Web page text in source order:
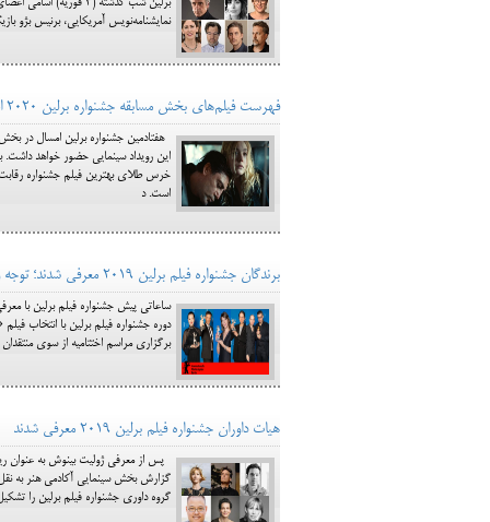
برلین شب گذشته (4
نمایشنامه‌نویس آمریکایی، برنیس بژو
فهرست فیلم‌های بخش مسابقه جشنواره برلین 2020 اعلام شد؛ ایران نیز نماینده دارد
است. د
برندگان جشنواره فیلم برلین 2019 معرفی شدند؛ توجه ویژه به زنان در برلین
ساعاتی پیش جشنواره فیلم برلین با
برگزاری مراسم اختتامیه از سوی
هیات داوران جشنواره فیلم برلین 2019 معرفی شدند
گزارش بخش سینمایی آکادمی هنر به نقل
گروه داوری جشنواره فیلم برلین را تشکیل می‌دهند.